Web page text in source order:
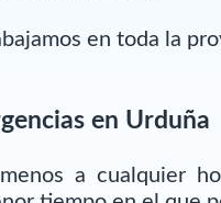
en toda la
en Urduña
a cualquier